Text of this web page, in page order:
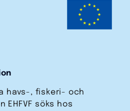
havs-, fiskeri- och
söks hos